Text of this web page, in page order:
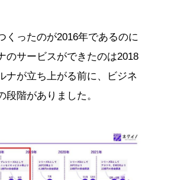
くったのが2016年であるのに
のサービスができたのは2018
ナが立ち上がる前に、ビジネ
段階がありました。